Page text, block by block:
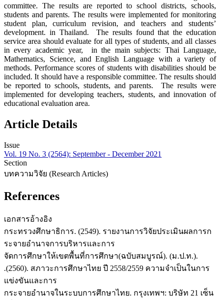
committee. The results are reported to school districts, schools,
students and parents. The results were implemented for monitoring
student plan, curriculum revision, and teachers and students’
development. in Thailand. The results found that the education
service area should evaluate for all types of students, and all classes
in every academic year, in the main subjects: Thai Language,
Mathematics, Science, and English Language with a variety of
methods. Performance scores of students with disabilities should be
included. It should have a responsible committee. The results should
be reported to schools, students, and parents. The results were
implemented for developing teachers, students, and innovation of
educational evaluation area.
Article Details
Issue
Vol. 19 No. 3 (2564): September - December 2021
Section
บทความวิจัย (Research Articles)
References
เอกสารอ้างอิง
กระทรวงศึกษาธิการ. (2549). รายงานการวิจัยประเมินผลการก
ระจายอำนาจการบริหารและการ
จัดการศึกษาให้เขตพื้นที่การศึกษา(ฉบับสมบูรณ์). (ม.ป.ท.).
.(2560). สภาวะการศึกษาไทย ปี 2558/2559 ความจำเป็นในการ
แข่งขันและการ
กระจายอำนาจในระบบการศึกษาไทย. กรุงเทพฯ: บริษัท 21 เซ็น